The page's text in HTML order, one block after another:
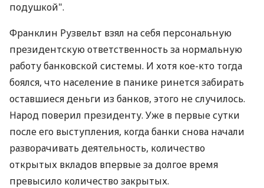
подушкой".
Франклин Рузвельт взял на себя персональную
президентскую ответственность за нормальную
работу банковской системы. И хотя кое-кто тогда
боялся, что население в панике ринется забирать
оставшиеся деньги из банков, этого не случилось.
Народ поверил президенту. Уже в первые сутки
после его выступления, когда банки снова начали
разворачивать деятельность, количество
открытых вкладов впервые за долгое время
превысило количество закрытых.